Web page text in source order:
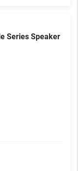
Series Speaker